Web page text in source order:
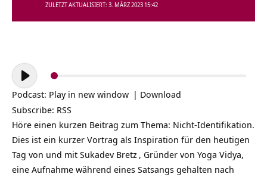
ZULETZT AKTUALISIERT: 3. MÄRZ 2023 15:42
Audio-
Player
Podcast: Play in new window | Download
Subscribe: RSS
Höre einen kurzen Beitrag zum Thema: Nicht-Identifikation.
Dies ist ein kurzer Vortrag als Inspiration für den heutigen
Tag von und mit Sukadev Bretz , Gründer von Yoga Vidya,
eine Aufnahme während eines Satsangs gehalten nach